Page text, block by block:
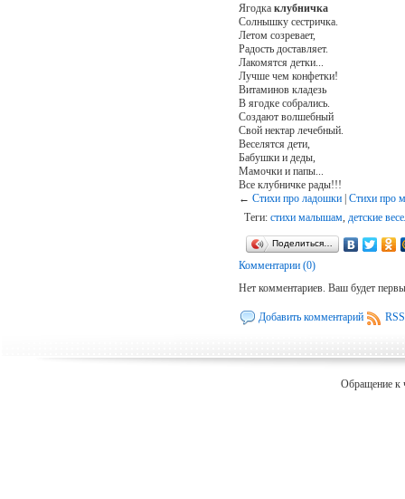
Ягодка клубничка
Солнышку сестричка.
Летом созревает,
Радость доставляет.
Лакомятся детки...
Лучше чем конфетки!
Витаминов кладезь
В ягодке собрались.
Создают волшебный
Свой нектар лечебный.
Веселятся дети,
Бабушки и деды,
Мамочки и папы...
Все клубничке рады!!!
← Стихи про ладошки| Стихи про
Теги: стихи малышам, детские
Поделиться…
Комментарии (0)
Нет комментариев. Ваш будет
Добавить комментарий
Обращение к